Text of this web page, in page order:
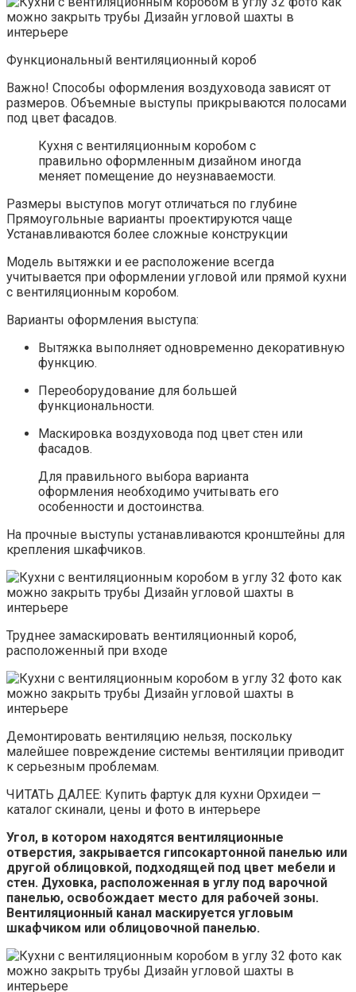
Функциональный вентиляционный короб
Важно! Способы оформления воздуховода зависят от
размеров. Объемные выступы прикрываются полосами
под цвет фасадов.
Кухня с вентиляционным коробом с
правильно оформленным дизайном иногда
меняет помещение до неузнаваемости.
Размеры выступов могут отличаться по глубине
Прямоугольные варианты проектируются чаще
Устанавливаются более сложные конструкции
Модель вытяжки и ее расположение всегда
учитывается при оформлении угловой или прямой кухни
с вентиляционным коробом.
Варианты оформления выступа:
Вытяжка выполняет одновременно декоративную
функцию.
Переоборудование для большей
функциональности.
Маскировка воздуховода под цвет стен или
фасадов.
Для правильного выбора варианта
оформления необходимо учитывать его
особенности и достоинства.
На прочные выступы устанавливаются кронштейны для
крепления шкафчиков.
Труднее замаскировать вентиляционный короб,
расположенный при входе
Демонтировать вентиляцию нельзя, поскольку
малейшее повреждение системы вентиляции приводит
к серьезным проблемам.
ЧИТАТЬ ДАЛЕЕ: Купить фартук для кухни Орхидеи —
каталог скинали, цены и фото в интерьере
Угол, в котором находятся вентиляционные
отверстия, закрывается гипсокартонной панелью или
другой облицовкой, подходящей под цвет мебели и
стен. Духовка, расположенная в углу под варочной
панелью, освобождает место для рабочей зоны.
Вентиляционный канал маскируется угловым
шкафчиком или облицовочной панелью.